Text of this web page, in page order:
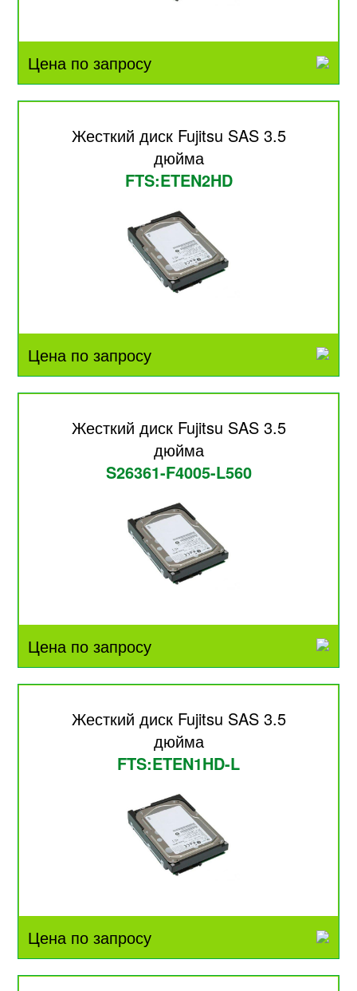
Цена по запросу
Жесткий диск Fujitsu SAS 3.5
дюйма
FTS:ETEN2HD
Цена по запросу
Жесткий диск Fujitsu SAS 3.5
дюйма
S26361-F4005-L560
Цена по запросу
Жесткий диск Fujitsu SAS 3.5
дюйма
FTS:ETEN1HD-L
Цена по запросу